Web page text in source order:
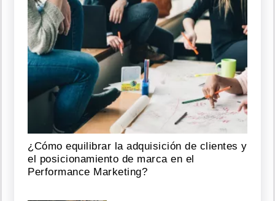
¿Cómo equilibrar la adquisición de clientes y
el posicionamiento de marca en el
Performance Marketing?